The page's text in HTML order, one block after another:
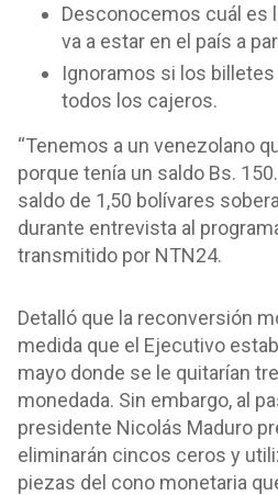
Desconocemos cuál es
va a estar en el país a
Ignoramos si los
todos los cajeros.
“Tenemos a un venezolano
porque tenía un saldo Bs.
saldo de 1,50 bolívares
durante entrevista al
transmitido por NTN24.
Detalló que la reconversión
medida que el Ejecutivo
mayo donde se le quitarían
monedada. Sin embargo, al
presidente Nicolás Maduro
eliminarán cincos ceros y
piezas del cono monetaria